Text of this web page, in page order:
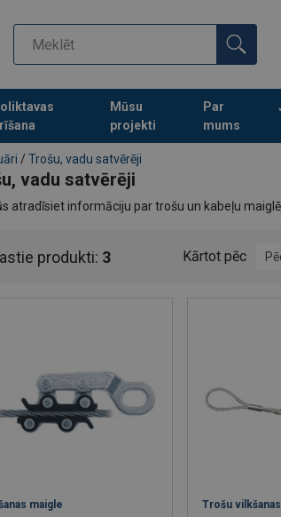
Mūsu
projekti
Par
mums
Turpināt meklēt
/ Trošu, vadu satvērēji
vadu satvērēji
atradīsiet informāciju par trošu un kabeļu
produkti: 3 Kārtot pēc
maigle
Trošu